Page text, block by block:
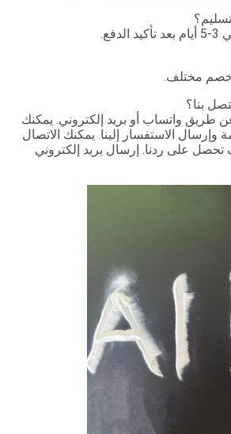
خصم مختلف.
بنا؟
طريق واتساب أو بريد إلكتروني. يمكنك
وإرسال الاستفسار إلينا. يمكنك الاتصال
على ردنا. إرسال بريد إلكتروني